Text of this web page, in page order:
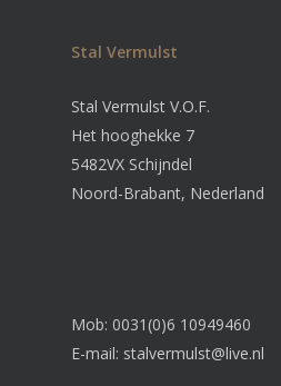
Stal Vermulst
Stal Vermulst V.O.F.
Het hooghekke 7
5482VX Schijndel
Noord-Brabant, Nederland
Mob: 0031(0)6 10949460
E-mail: stalvermulst@live.nl